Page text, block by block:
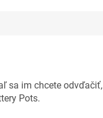
sa im chcete
Pots.